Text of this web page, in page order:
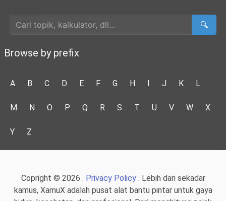
🔍
Browse by prefix
A B C D E F G H I J K L
M N O P Q R S T U V W X
Y Z
Copright © 2026 . Privacy Policy. Lebih dari sekadar
kamus, XamuX adalah pusat alat bantu pintar untuk gaya